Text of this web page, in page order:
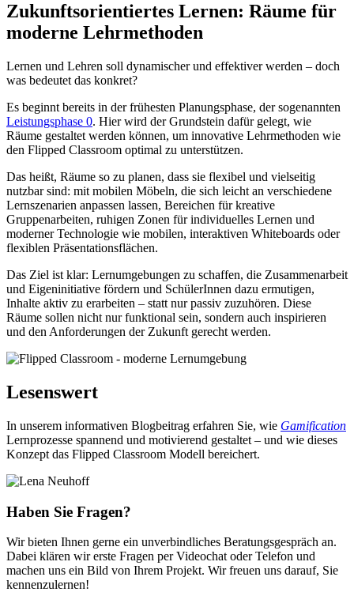
Zukunftsorientiertes Lernen: Räume für
moderne Lehrmethoden
Lernen und Lehren soll dynamischer und effektiver werden – doch
was bedeutet das konkret?
Es beginnt bereits in der frühesten Planungsphase, der sogenannten
Leistungsphase 0. Hier wird der Grundstein dafür gelegt, wie
Räume gestaltet werden können, um innovative Lehrmethoden wie
den Flipped Classroom optimal zu unterstützen.
Das heißt, Räume so zu planen, dass sie flexibel und vielseitig
nutzbar sind: mit mobilen Möbeln, die sich leicht an verschiedene
Lernszenarien anpassen lassen, Bereichen für kreative
Gruppenarbeiten, ruhigen Zonen für individuelles Lernen und
moderner Technologie wie mobilen, interaktiven Whiteboards oder
flexiblen Präsentationsflächen.
Das Ziel ist klar: Lernumgebungen zu schaffen, die Zusammenarbeit
und Eigeninitiative fördern und SchülerInnen dazu ermutigen,
Inhalte aktiv zu erarbeiten – statt nur passiv zuzuhören. Diese
Räume sollen nicht nur funktional sein, sondern auch inspirieren
und den Anforderungen der Zukunft gerecht werden.
Lesenswert
In unserem informativen Blogbeitrag erfahren Sie, wie Gamification
Lernprozesse spannend und motivierend gestaltet – und wie dieses
Konzept das Flipped Classroom Modell bereichert.
Haben Sie Fragen?
Wir bieten Ihnen gerne ein unverbindliches Beratungsgespräch an.
Dabei klären wir erste Fragen per Videochat oder Telefon und
machen uns ein Bild von Ihrem Projekt. Wir freuen uns darauf, Sie
kennenzulernen!